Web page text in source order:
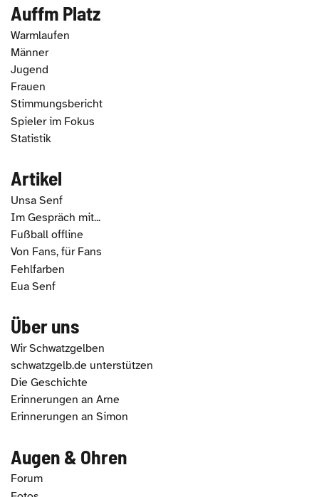
Auffm Platz
Warmlaufen
Männer
Jugend
Frauen
Stimmungsbericht
Spieler im Fokus
Statistik
Artikel
Unsa Senf
Im Gespräch mit...
Fußball offline
Von Fans, für Fans
Fehlfarben
Eua Senf
Über uns
Wir Schwatzgelben
schwatzgelb.de unterstützen
Die Geschichte
Erinnerungen an Arne
Erinnerungen an Simon
Augen & Ohren
Forum